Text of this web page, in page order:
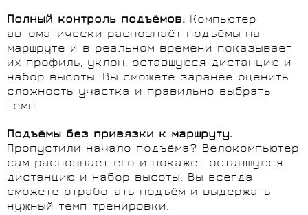
Полный контроль подъёмов. Компьютер
автоматически распознаёт подъёмы на
маршруте и в реальном времени показывает
их профиль, уклон, оставшуюся дистанцию и
набор высоты. Вы сможете заранее оценить
сложность участка и правильно выбрать
темп.
Подъёмы без привязки к маршруту.
Пропустили начало подъёма? Велокомпьютер
сам распознает его и покажет оставшуюся
дистанцию и набор высоты. Вы всегда
сможете отработать подъём и выдержать
нужный темп тренировки.